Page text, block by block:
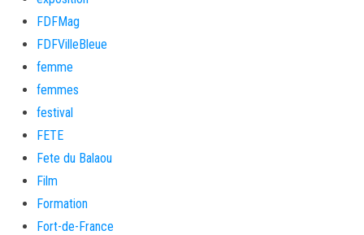
FDFMag
FDFVilleBleue
femme
femmes
festival
FETE
Fete du Balaou
Film
Formation
Fort-de-France